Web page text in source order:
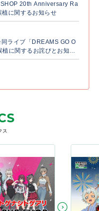
SHOP 20th Anniversary Ra
に関するお知らせ
ライブ「DREAMS GO O
に関するお詫びとお知ら
ス